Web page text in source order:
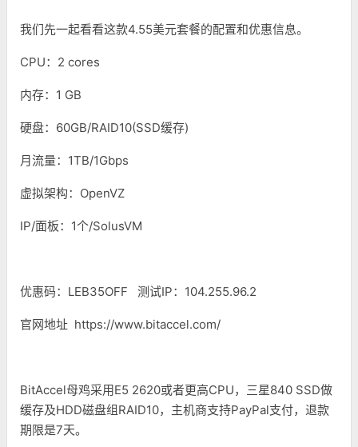
我们先一起看看这款4.55美元套餐的配置和优惠信息。
CPU：2 cores
内存：1 GB
硬盘：60GB/RAID10(SSD缓存)
月流量：1TB/1Gbps
虚拟架构：OpenVZ
IP/面板：1个/SolusVM
优惠码：LEB35OFF 测试IP：104.255.96.2
官网地址 https://www.bitaccel.com/
BitAccel母鸡采用E5 2620或者更高CPU，三星840 SSD做
缓存及HDD磁盘组RAID10，主机商支持PayPal支付，退款
期限是7天。